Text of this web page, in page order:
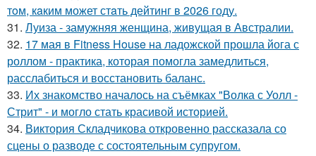
тoм, кaким может стaть дейтинг в 2026 году.
31. Луиза - замужняя женщина, живущая в Австралии.
32. 17 мая в Fitness House на ладожской прошла йога с
роллом - практика, которая помогла замедлиться,
расслабиться и восстановить баланс.
33. Их знакомство началось на съёмках "Волка с Уолл -
Стрит" - и могло стать красивой историей.
34. Виктория Складчикова откровенно рассказала со
сцены о разводе с состоятельным супругом.